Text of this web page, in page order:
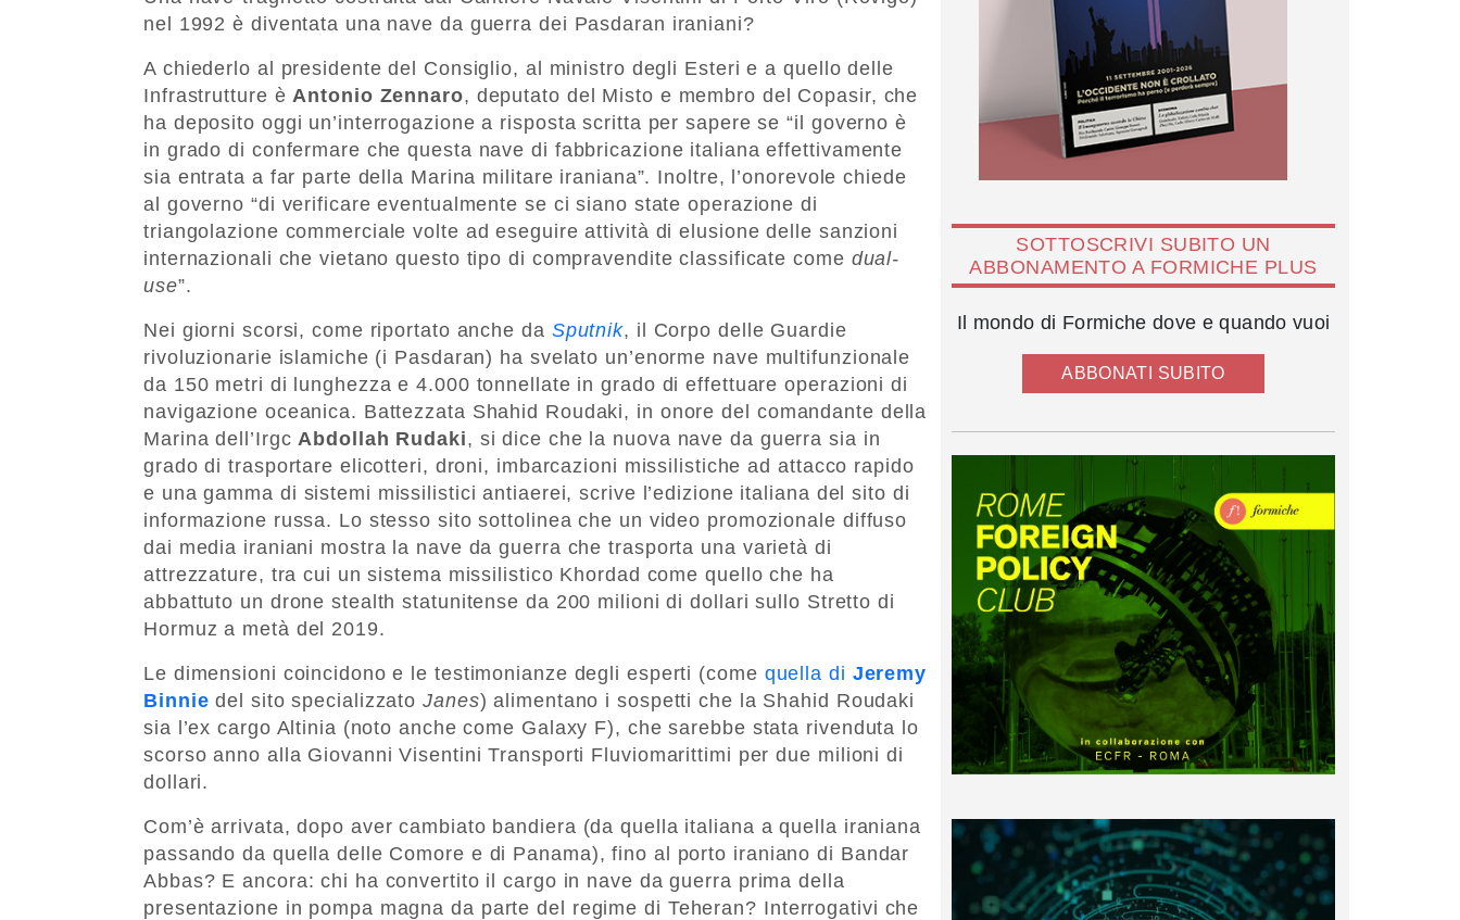
nel 1992 è diventata una nave da guerra dei Pasdaran iraniani?
A chiederlo al presidente del Consiglio, al ministro degli Esteri e a quello delle
Infrastrutture è Antonio Zennaro, deputato del Misto e membro del Copasir, che
ha deposito oggi un’interrogazione a risposta scritta per sapere se “il governo è
in grado di confermare che questa nave di fabbricazione italiana effettivamente
sia entrata a far parte della Marina militare iraniana”. Inoltre, l’onorevole chiede
al governo “di verificare eventualmente se ci siano state operazione di
triangolazione commerciale volte ad eseguire attività di elusione delle sanzioni
internazionali che vietano questo tipo di compravendite classificate come dual-
use”.
Nei giorni scorsi, come riportato anche da Sputnik, il Corpo delle Guardie
rivoluzionarie islamiche (i Pasdaran) ha svelato un’enorme nave multifunzionale
da 150 metri di lunghezza e 4.000 tonnellate in grado di effettuare operazioni di
navigazione oceanica. Battezzata Shahid Roudaki, in onore del comandante della
Marina dell’Irgc Abdollah Rudaki, si dice che la nuova nave da guerra sia in
grado di trasportare elicotteri, droni, imbarcazioni missilistiche ad attacco rapido
e una gamma di sistemi missilistici antiaerei, scrive l’edizione italiana del sito di
informazione russa. Lo stesso sito sottolinea che un video promozionale diffuso
dai media iraniani mostra la nave da guerra che trasporta una varietà di
attrezzature, tra cui un sistema missilistico Khordad come quello che ha
abbattuto un drone stealth statunitense da 200 milioni di dollari sullo Stretto di
Hormuz a metà del 2019.
Le dimensioni coincidono e le testimonianze degli esperti (come quella di Jeremy
Binnie del sito specializzatoJanes) alimentano i sospetti che la Shahid Roudaki
sia l’ex cargo Altinia (noto anche come Galaxy F), che sarebbe stata rivenduta lo
scorso anno alla Giovanni Visentini Transporti Fluviomarittimi per due milioni di
dollari.
Com’è arrivata, dopo aver cambiato bandiera (da quella italiana a quella iraniana
passando da quella delle Comore e di Panama), fino al porto iraniano di Bandar
Abbas? E ancora: chi ha convertito il cargo in nave da guerra prima della
presentazione in pompa magna da parte del regime di Teheran? Interrogativi che
SOTTOSCRIVI SUBITO UN
ABBONAMENTO A FORMICHE PLUS
Il mondo di Formiche dove e quando vuoi
ABBONATI SUBITO